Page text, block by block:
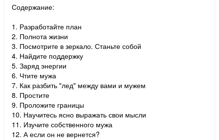
Содержание:
1. Разработайте план
2. Полнота жизни
3. Посмотрите в зеркало. Станьте собой
4. Найдите поддержку
5. Заряд энергии
6. Чтите мужа
7. Как разбить "лед" между вами и мужем
8. Простите
9. Проложите границы
10. Научитесь ясно выражать свои мысли
11. Изучите собственного мужа
12. А если он не вернется?